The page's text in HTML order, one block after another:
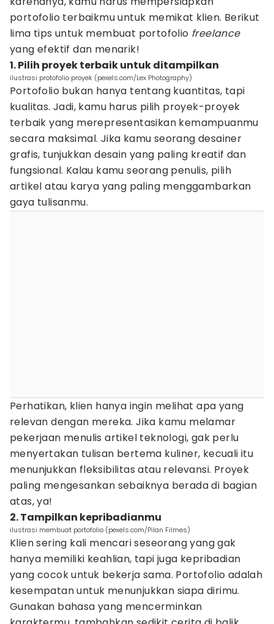
portofolio terbaikmu untuk memikat klien. Berikut
lima tips untuk membuat portofolio freelance
yang efektif dan menarik!
1. Pilih proyek terbaik untuk ditampilkan
ilustrasi protofolio proyek (pexels.com/Lex Photography)
Portofolio bukan hanya tentang kuantitas, tapi
kualitas. Jadi, kamu harus pilih proyek-proyek
terbaik yang merepresentasikan kemampuanmu
secara maksimal. Jika kamu seorang desainer
grafis, tunjukkan desain yang paling kreatif dan
fungsional. Kalau kamu seorang penulis, pilih
artikel atau karya yang paling menggambarkan
gaya tulisanmu.
Perhatikan, klien hanya ingin melihat apa yang
relevan dengan mereka. Jika kamu melamar
pekerjaan menulis artikel teknologi, gak perlu
menyertakan tulisan bertema kuliner, kecuali itu
menunjukkan fleksibilitas atau relevansi. Proyek
paling mengesankan sebaiknya berada di bagian
atas, ya!
2. Tampilkan kepribadianmu
ilustrasi membuat portofolio (pexels.com/Pilan Filmes)
Klien sering kali mencari seseorang yang gak
hanya memiliki keahlian, tapi juga kepribadian
yang cocok untuk bekerja sama. Portofolio adalah
kesempatan untuk menunjukkan siapa dirimu.
Gunakan bahasa yang mencerminkan